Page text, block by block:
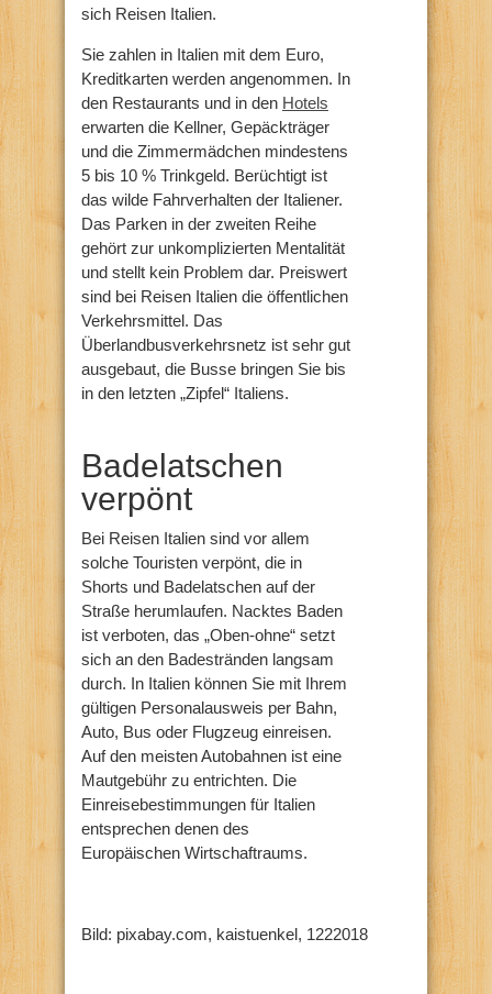
sich Reisen Italien.
Sie zahlen in Italien mit dem Euro,
Kreditkarten werden angenommen. In
den Restaurants und in den Hotels
erwarten die Kellner, Gepäckträger
und die Zimmermädchen mindestens
5 bis 10 % Trinkgeld. Berüchtigt ist
das wilde Fahrverhalten der Italiener.
Das Parken in der zweiten Reihe
gehört zur unkomplizierten Mentalität
und stellt kein Problem dar. Preiswert
sind bei Reisen Italien die öffentlichen
Verkehrsmittel. Das
Überlandbusverkehrsnetz ist sehr gut
ausgebaut, die Busse bringen Sie bis
in den letzten „Zipfel“ Italiens.
Badelatschen
verpönt
Bei Reisen Italien sind vor allem
solche Touristen verpönt, die in
Shorts und Badelatschen auf der
Straße herumlaufen. Nacktes Baden
ist verboten, das „Oben-ohne“ setzt
sich an den Badestränden langsam
durch. In Italien können Sie mit Ihrem
gültigen Personalausweis per Bahn,
Auto, Bus oder Flugzeug einreisen.
Auf den meisten Autobahnen ist eine
Mautgebühr zu entrichten. Die
Einreisebestimmungen für Italien
entsprechen denen des
Europäischen Wirtschaftraums.
Bild: pixabay.com, kaistuenkel, 1222018